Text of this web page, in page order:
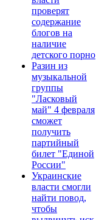
проверят
содержание
блогов на
наличие
детского порно
Разин из
музыкальной
группы
"Ласковый
май" 4 февраля
сможет
получить
партийный
билет "Единой
России"
Украинские
власти смогли
найти повод,
чтобы